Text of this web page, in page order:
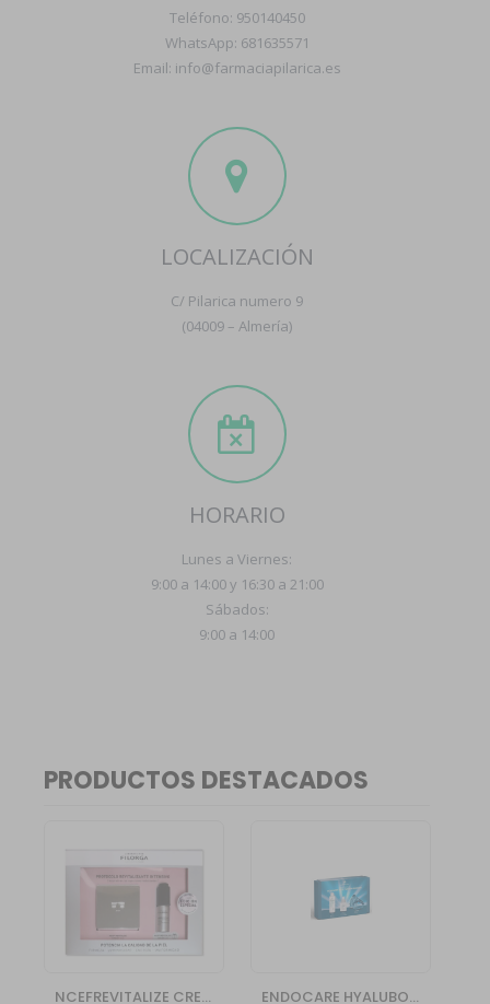
Teléfono: 950140450
WhatsApp: 681635571
Email: info@farmaciapilarica.es
LOCALIZACIÓN
C/ Pilarica numero 9
(04009 – Almería)
HORARIO
Lunes a Viernes:
9:00 a 14:00 y 16:30 a 21:00
Sábados:
9:00 a 14:00